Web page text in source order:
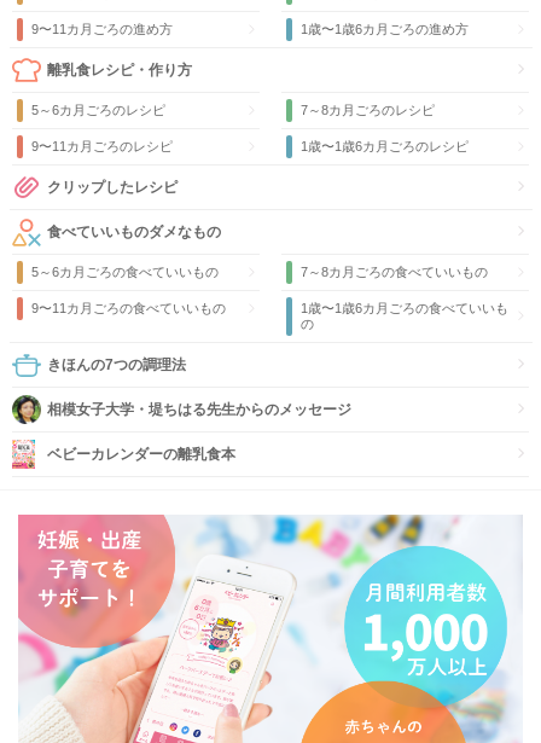
9〜11カ月ごろの進め方 1歳〜1歳6カ月ごろの進め方
離乳食レシピ・作り方
5～6カ月ごろのレシピ 7～8カ月ごろのレシピ
9〜11カ月ごろのレシピ 1歳〜1歳6カ月ごろのレシピ
クリップしたレシピ
食べていいものダメなもの
5～6カ月ごろの食べていいもの 7～8カ月ごろの食べていいもの
9〜11カ月ごろの食べていいもの
1歳〜1歳6カ月ごろの食べていいも
の
きほんの7つの調理法
相模女子大学・堤ちはる先生からのメッセージ
ベビーカレンダーの離乳食本